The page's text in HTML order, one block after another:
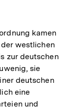
kamen
westlichen
zur deutschen
sie
deutschen
eine
und